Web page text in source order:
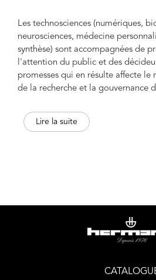
Les technosciences (numériques,
neurosciences, médecine
synthèse) sont accompagnées de
l'attention du public et des
promesses qui en résulte affecte le
de la recherche et la gouvernance
compétition scientifique, attire des
et légitime d'importantes dépenses
philosophie et de l'histoire, il
alternatives d'organisation de la
participation citoyenne et de
propriété et des bénéfices, et
favoriserait l'articulation de ces
Lire la suite